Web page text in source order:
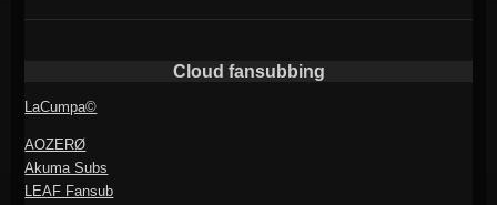
Cloud fansubbing
LaCumpa©
AOZERØ
Akuma Subs
LEAF Fansub